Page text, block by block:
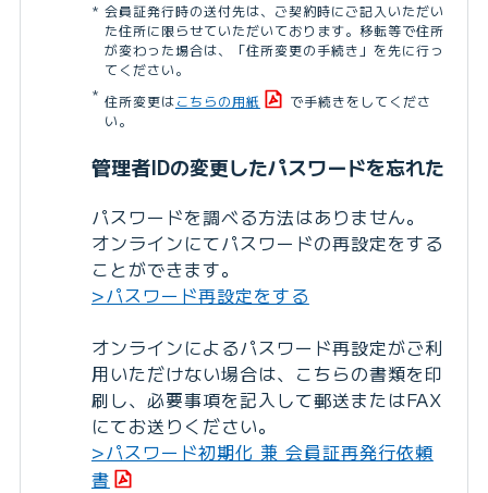
会員証発行時の送付先は、ご契約時にご記入いただい
た住所に限らせていただいております。移転等で住所
が変わった場合は、「住所変更の手続き」を先に行っ
てください。
住所変更はこちらの用紙
で手続きをしてくださ
い。
管理者IDの変更したパスワードを忘れた
パスワードを調べる方法はありません。
オンラインにてパスワードの再設定をする
ことができます。
>パスワード再設定をする
オンラインによるパスワード再設定がご利
用いただけない場合は、こちらの書類を印
刷し、必要事項を記入して郵送またはFAX
にてお送りください。
>パスワード初期化 兼 会員証再発行依頼
書